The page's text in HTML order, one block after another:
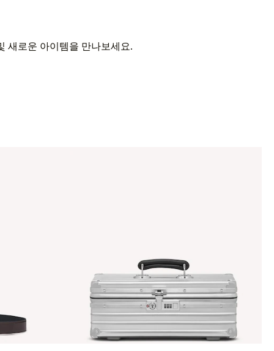
새로운 아이템을 만나보세요.